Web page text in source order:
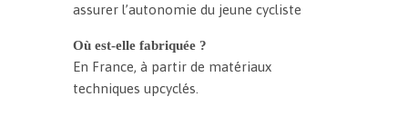
assurer l’autonomie du jeune cycliste
Où est-elle fabriquée ?
En France, à partir de matériaux
techniques upcyclés.